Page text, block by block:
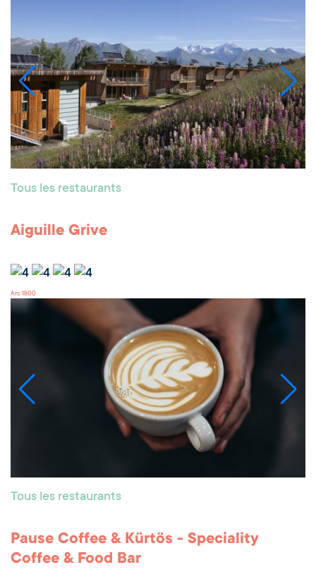
Tous les restaurants
Aiguille Grive
Arc 1800
Tous les restaurants
Pause Coffee & Kürtös - Speciality
Coffee & Food Bar